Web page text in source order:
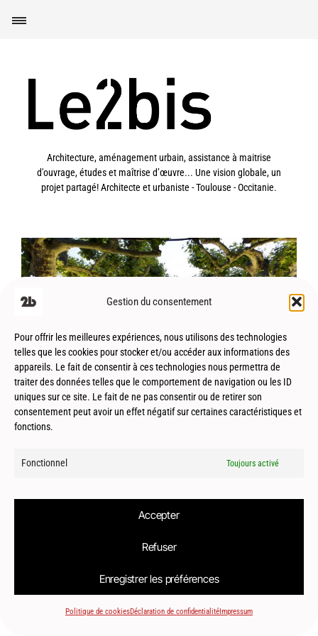
Gestion du consentement
Pour offrir les meilleures expériences, nous utilisons des technologies
telles que les cookies pour stocker et/ou accéder aux informations des
appareils. Le fait de consentir à ces technologies nous permettra de
traiter des données telles que le comportement de navigation ou les ID
uniques sur ce site. Le fait de ne pas consentir ou de retirer son
consentement peut avoir un effet négatif sur certaines caractéristiques et
fonctions.
Fonctionnel Toujours activé
Accepter
Refuser
Enregistrer les préférences
Politique de cookiesDéclaration de confidentialitéImpressum
Architecture, aménagement urbain, assistance à maitrise
d'ouvrage, études et maîtrise d’œuvre... Une vision globale, un
projet partagé! Architecte et urbaniste - Toulouse - Occitanie.
publics